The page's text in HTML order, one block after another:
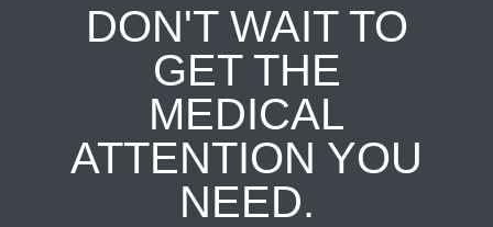
DON'T WAIT TO
GET THE
MEDICAL
ATTENTION YOU
NEED.